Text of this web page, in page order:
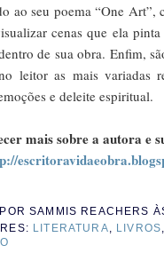
ao seu poema “One
cenas que ela
de sua obra. Enfim,
leitor as mais variadas
e deleite espiritual.
mais sobre a autora e
SAMMIS REACHERS
LITERATURA LIVROS